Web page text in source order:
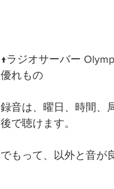
↑ラジオサーバー
優れもの
録音は、曜日、時間、
後で聴けます。
でもって、以外と音が